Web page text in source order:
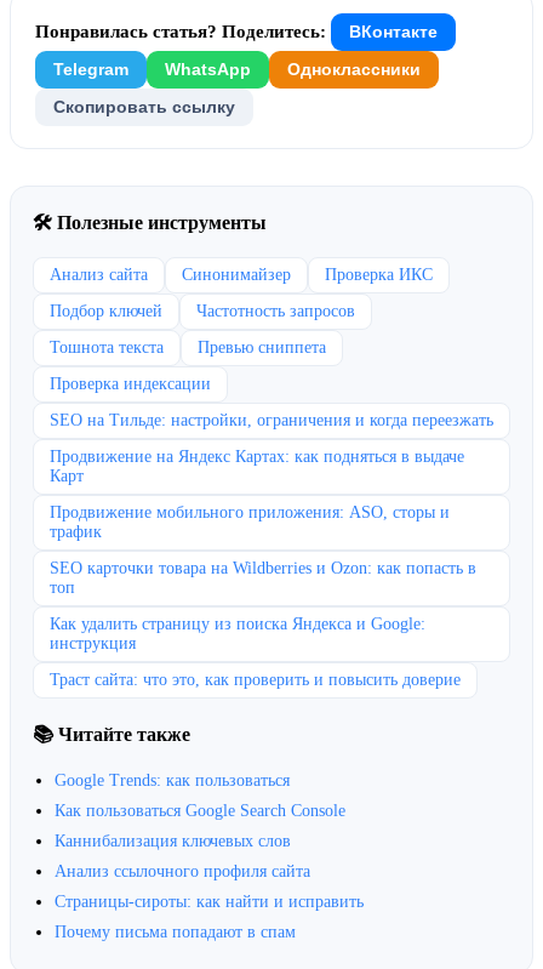
Понравилась статья? Поделитесь: ВКонтакте
Telegram WhatsApp Одноклассники
Скопировать ссылку
🛠 Полезные инструменты
Анализ сайта Синонимайзер
Проверка ИКС
Подбор ключей
Частотность запросов
Тошнота текста
Превью сниппета
Проверка индексации
SEO на Тильде: настройки, ограничения и когда переезжать
Продвижение на Яндекс Картах: как подняться в выдаче
Карт
Продвижение мобильного приложения: ASO, сторы и
трафик
SEO карточки товара на Wildberries и Ozon: как попасть в
топ
Как удалить страницу из поиска Яндекса и Google:
инструкция
Траст сайта: что это, как проверить и повысить доверие
📚 Читайте также
Google Trends: как пользоваться
Как пользоваться Google Search Console
Каннибализация ключевых слов
Анализ ссылочного профиля сайта
Страницы-сироты: как найти и исправить
Почему письма попадают в спам